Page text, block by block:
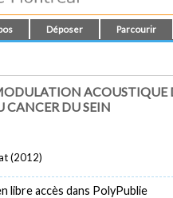
Déposer Parcourir
DU SEIN
(2012)
libre accès dans PolyPublie